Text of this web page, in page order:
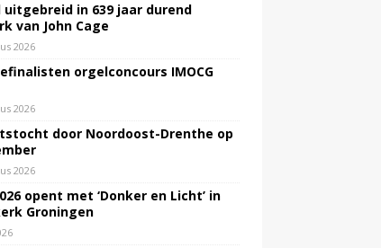
uitgebreid in 639 jaar durend
van John Cage
2026
orgelconcours IMOCG
2026
door Noordoost-Drenthe op
2026
opent met ‘Donker en Licht’ in
Groningen